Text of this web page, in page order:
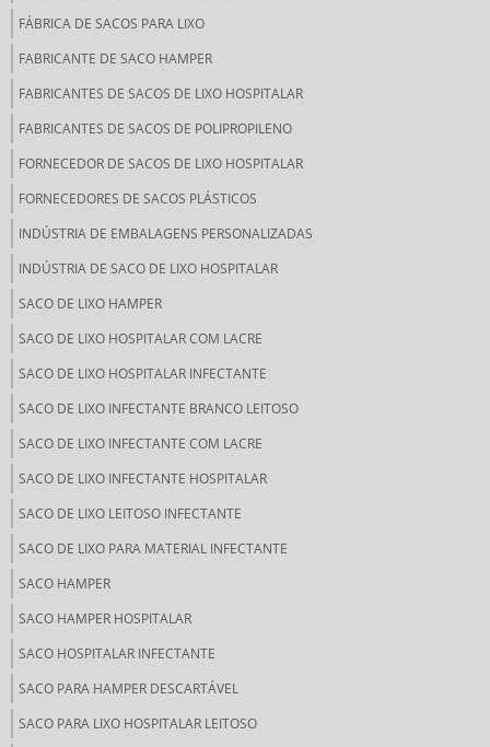
FÁBRICA DE SACOS PARA LIXO
FABRICANTE DE SACO HAMPER
FABRICANTES DE SACOS DE LIXO HOSPITALAR
FABRICANTES DE SACOS DE POLIPROPILENO
FORNECEDOR DE SACOS DE LIXO HOSPITALAR
FORNECEDORES DE SACOS PLÁSTICOS
INDÚSTRIA DE EMBALAGENS PERSONALIZADAS
INDÚSTRIA DE SACO DE LIXO HOSPITALAR
SACO DE LIXO HAMPER
SACO DE LIXO HOSPITALAR COM LACRE
SACO DE LIXO HOSPITALAR INFECTANTE
SACO DE LIXO INFECTANTE BRANCO LEITOSO
SACO DE LIXO INFECTANTE COM LACRE
SACO DE LIXO INFECTANTE HOSPITALAR
SACO DE LIXO LEITOSO INFECTANTE
SACO DE LIXO PARA MATERIAL INFECTANTE
SACO HAMPER
SACO HAMPER HOSPITALAR
SACO HOSPITALAR INFECTANTE
SACO PARA HAMPER DESCARTÁVEL
SACO PARA LIXO HOSPITALAR LEITOSO